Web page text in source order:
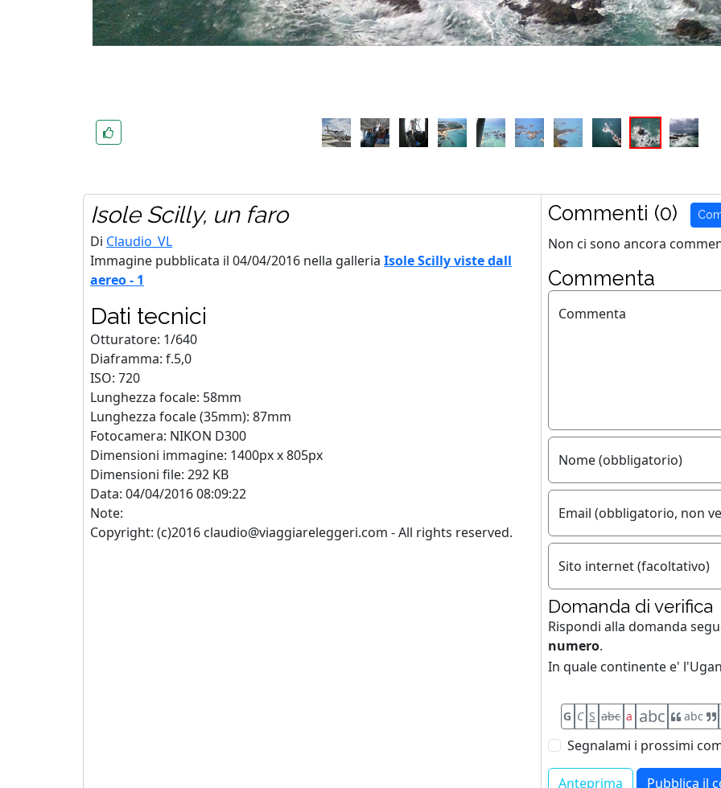
Isole Scilly, un faro
Di Claudio_VL
Immagine pubblicata il 04/04/2016 nella galleria Isole Scilly viste dall
aereo - 1
Dati tecnici
Otturatore: 1/640
Diaframma: f.5,0
ISO: 720
Lunghezza focale: 58mm
Lunghezza focale (35mm): 87mm
Fotocamera: NIKON D300
Dimensioni immagine: 1400px x 805px
Dimensioni file: 292 KB
Data: 04/04/2016 08:09:22
Note:
Copyright: (c)2016 claudio@viaggiareleggeri.com - All rights reserved.
Commenti (0)
Non ci sono ancora
Commenta
Commenta
Nome (obbligatorio)
Email (obbligatorio, non
Sito internet (facoltativo)
Domanda di verifica
Rispondi alla domanda
numero.
In quale continente e'
G C S abc a abc abc
Segnalami i prossimi